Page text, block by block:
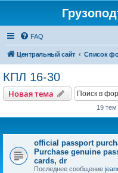
FAQ
Центральный сайт Список
КПЛ 16-30
Новая тема
19 тем
official passport
Purchase genuine
cards, dr
Последнее сообщение